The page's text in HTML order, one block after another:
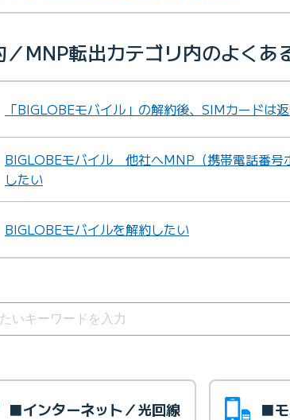
／MNP転出カテゴリ内のよくあ
「BIGLOBEモバイル」の解約後、SIMカードは
BIGLOBEモバイル 他社へMNP（携帯電話番号
したい
BIGLOBEモバイルを解約したい
■インターネット／光回線 ■モ